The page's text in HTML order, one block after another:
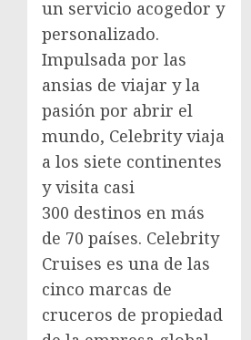
un servicio acogedor y
personalizado.
Impulsada por las
ansias de viajar y la
pasión por abrir el
mundo, Celebrity viaja
a los siete continentes
y visita casi
300 destinos en más
de 70 países. Celebrity
Cruises es una de las
cinco marcas de
cruceros de propiedad